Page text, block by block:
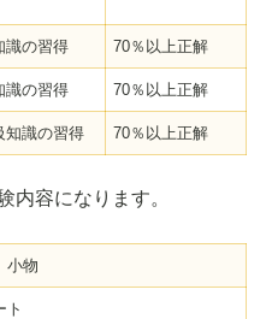
識の習得 70％以上正解
識の習得 70％以上正解
知識の習得 70％以上正解
内容になります。
小物
ト